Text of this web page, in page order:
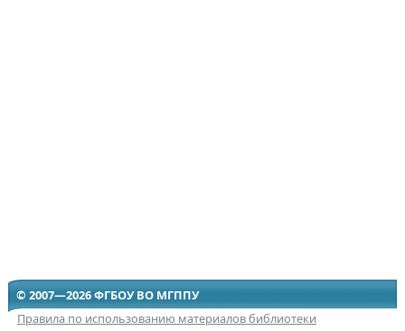
© 2007—2026 ФГБОУ ВО МГППУ
Правила по использованию материалов библиотеки